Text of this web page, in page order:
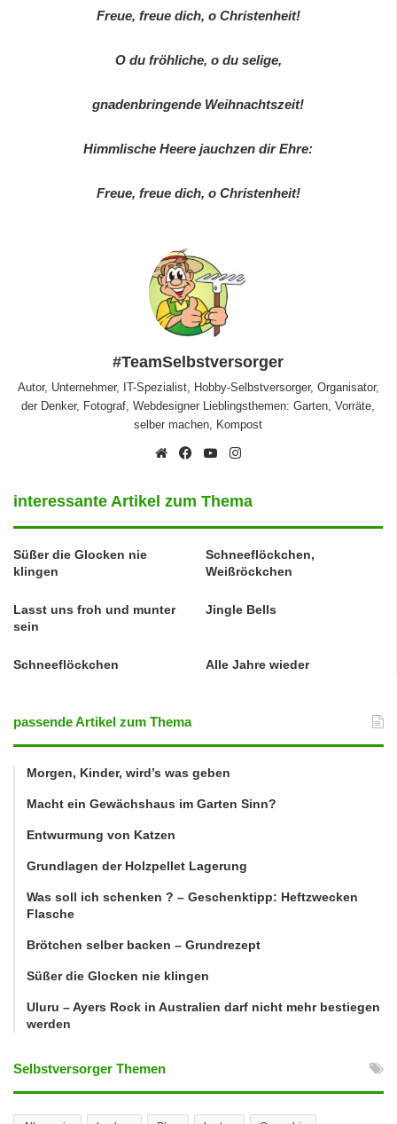
Freue, freue dich, o Christenheit!
O du fröhliche, o du selige,
gnadenbringende Weihnachtszeit!
Himmlische Heere jauchzen dir Ehre:
Freue, freue dich, o Christenheit!
#TeamSelbstversorger
Autor, Unternehmer, IT-Spezialist, Hobby-Selbstversorger, Organisator,
der Denker, Fotograf, Webdesigner Lieblingsthemen: Garten, Vorräte,
selber machen, Kompost
WebseiteFacebookYouTube
interessante Artikel zum Thema
Süßer die Glocken nie
klingen
Schneeflöckchen,
Weißröckchen
Lasst uns froh und munter
sein
Jingle Bells
Schneeflöckchen Alle Jahre wieder
passende Artikel zum Thema
Morgen, Kinder, wird’s was geben
Macht ein Gewächshaus im Garten Sinn?
Entwurmung von Katzen
Grundlagen der Holzpellet Lagerung
Was soll ich schenken ? – Geschenktipp: Heftzwecken
Flasche
Brötchen selber backen – Grundrezept
Süßer die Glocken nie klingen
Uluru – Ayers Rock in Australien darf nicht mehr bestiegen
werden
Selbstversorger Themen